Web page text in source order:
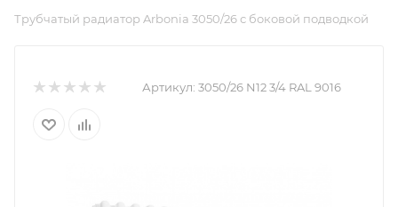
Трубчатый радиатор Arbonia 3050/26 с боковой подводкой
Артикул: 3050/26 N12 3/4 RAL 9016